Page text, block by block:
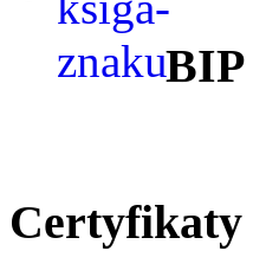
BIP
Certyfikaty